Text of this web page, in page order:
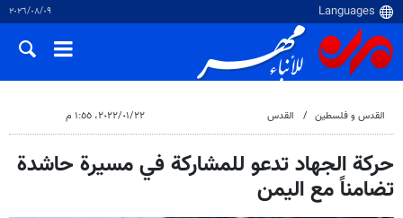
٠٩‏/٠٨‏/٢٠٢٦
القدس و فلسطین القدس ٢٢‏/٠١‏/٢٠٢٢، ١:٥٥ م
حركة الجهاد تدعو للمشاركة في مسيرة حاشدة
تضامناً مع اليمن